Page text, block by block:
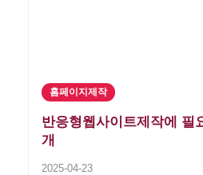
홈페이지제작
반응형웹사이트제작에 필
개
2025-04-23